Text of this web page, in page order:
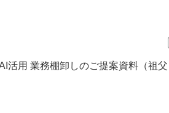
活用 業務棚卸しのご提案資料（祖父